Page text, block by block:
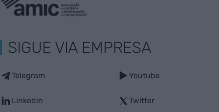
SIGUE VIA EMPRESA
Telegram
Linkedin
Youtube
Twitter